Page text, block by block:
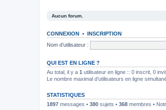
Aucun forum.
CONNEXION • INSCRIPTION
Nom d’utilisateur :
QUI EST EN LIGNE ?
Au total, il y a 1 utilisateur en ligne :: 0 inscrit, 0
Le nombre maximal d’utilisateurs en ligne
STATISTIQUES
1897 messages • 380 sujets • 368 membres •